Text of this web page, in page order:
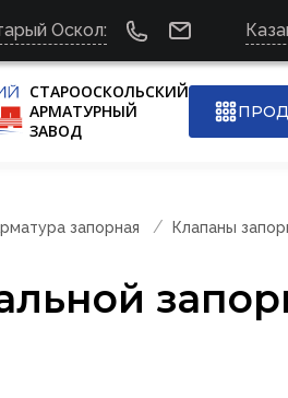
Оскол:
СТАРООСКОЛЬСКИЙ
АРМАТУРНЫЙ
ЗАВОД
запорная Клапаны